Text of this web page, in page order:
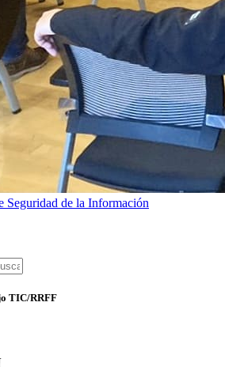
Seguridad de la Información
TIC/RRFF